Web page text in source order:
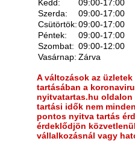
Kedd:
09:00-17:00
Szerda:
09:00-17:00
Csütörtök:09:00-17:00
Péntek:
09:00-17:00
Szombat: 09:00-12:00
Vasárnap: Zárva
A változások az
tartásában a
nyitvatartas.hu
tartási idők nem
pontos nyitva tartás
érdeklődjön
vállalkozásnál vagy